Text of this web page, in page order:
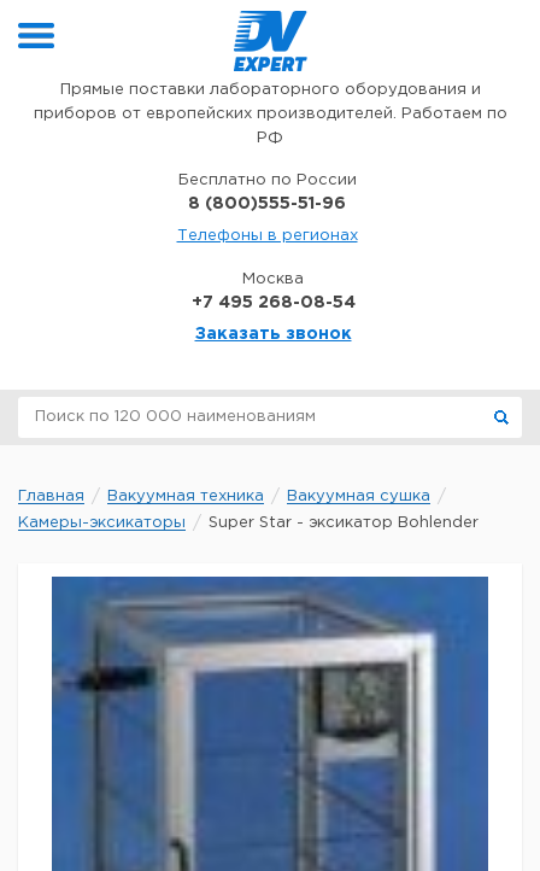
Прямые поставки лабораторного оборудования и
приборов от европейских производителей. Работаем по
РФ
Бесплатно по России
8 (800)555-51-96
Телефоны в регионах
Москва
+7 495 268-08-54
Заказать звонок
Главная Вакуумная техника
Вакуумная сушка
Камеры-эксикаторы
Super Star - эксикатор Bohlender